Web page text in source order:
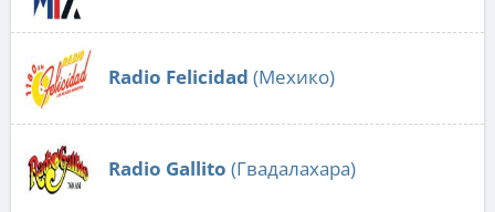
Radio Felicidad (Мехико)
Radio Gallito (Гвадалахара)